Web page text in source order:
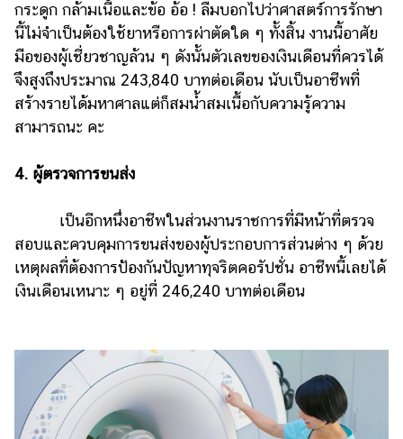
กระดูก กล้ามเนื้อและข้อ อ้อ ! ลืมบอกไปว่าศาสตร์การรักษา
นี้ไม่จำเป็นต้องใช้ยาหรือการผ่าตัดใด ๆ ทั้งสิ้น งานนี้อาศัย
มือของผู้เชี่ยวชาญล้วน ๆ ดังนั้นตัวเลขของเงินเดือนที่ควรได้
จึงสูงถึงประมาณ 243,840 บาทต่อเดือน นับเป็นอาชีพที่
สร้างรายได้มหาศาลแต่ก็สมน้ำสมเนื้อกับความรู้ความ
สามารถนะ คะ
4. ผู้ตรวจการขนส่ง
เป็นอีกหนึ่งอาชีพในส่วนงานราชการที่มีหน้าที่ตรวจ
สอบและควบคุมการขนส่งของผู้ประกอบการส่วนต่าง ๆ ด้วย
เหตุผลที่ต้องการป้องกันปัญหาทุจริตคอรัปชั่น อาชีพนี้เลยได้
เงินเดือนเหนาะ ๆ อยู่ที่ 246,240 บาทต่อเดือน